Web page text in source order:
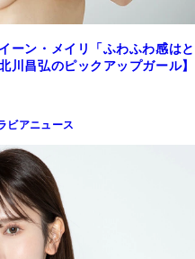
ーン・メイリ「ふわふわ感はと
川昌弘のピックアップガール】
ビアニュース